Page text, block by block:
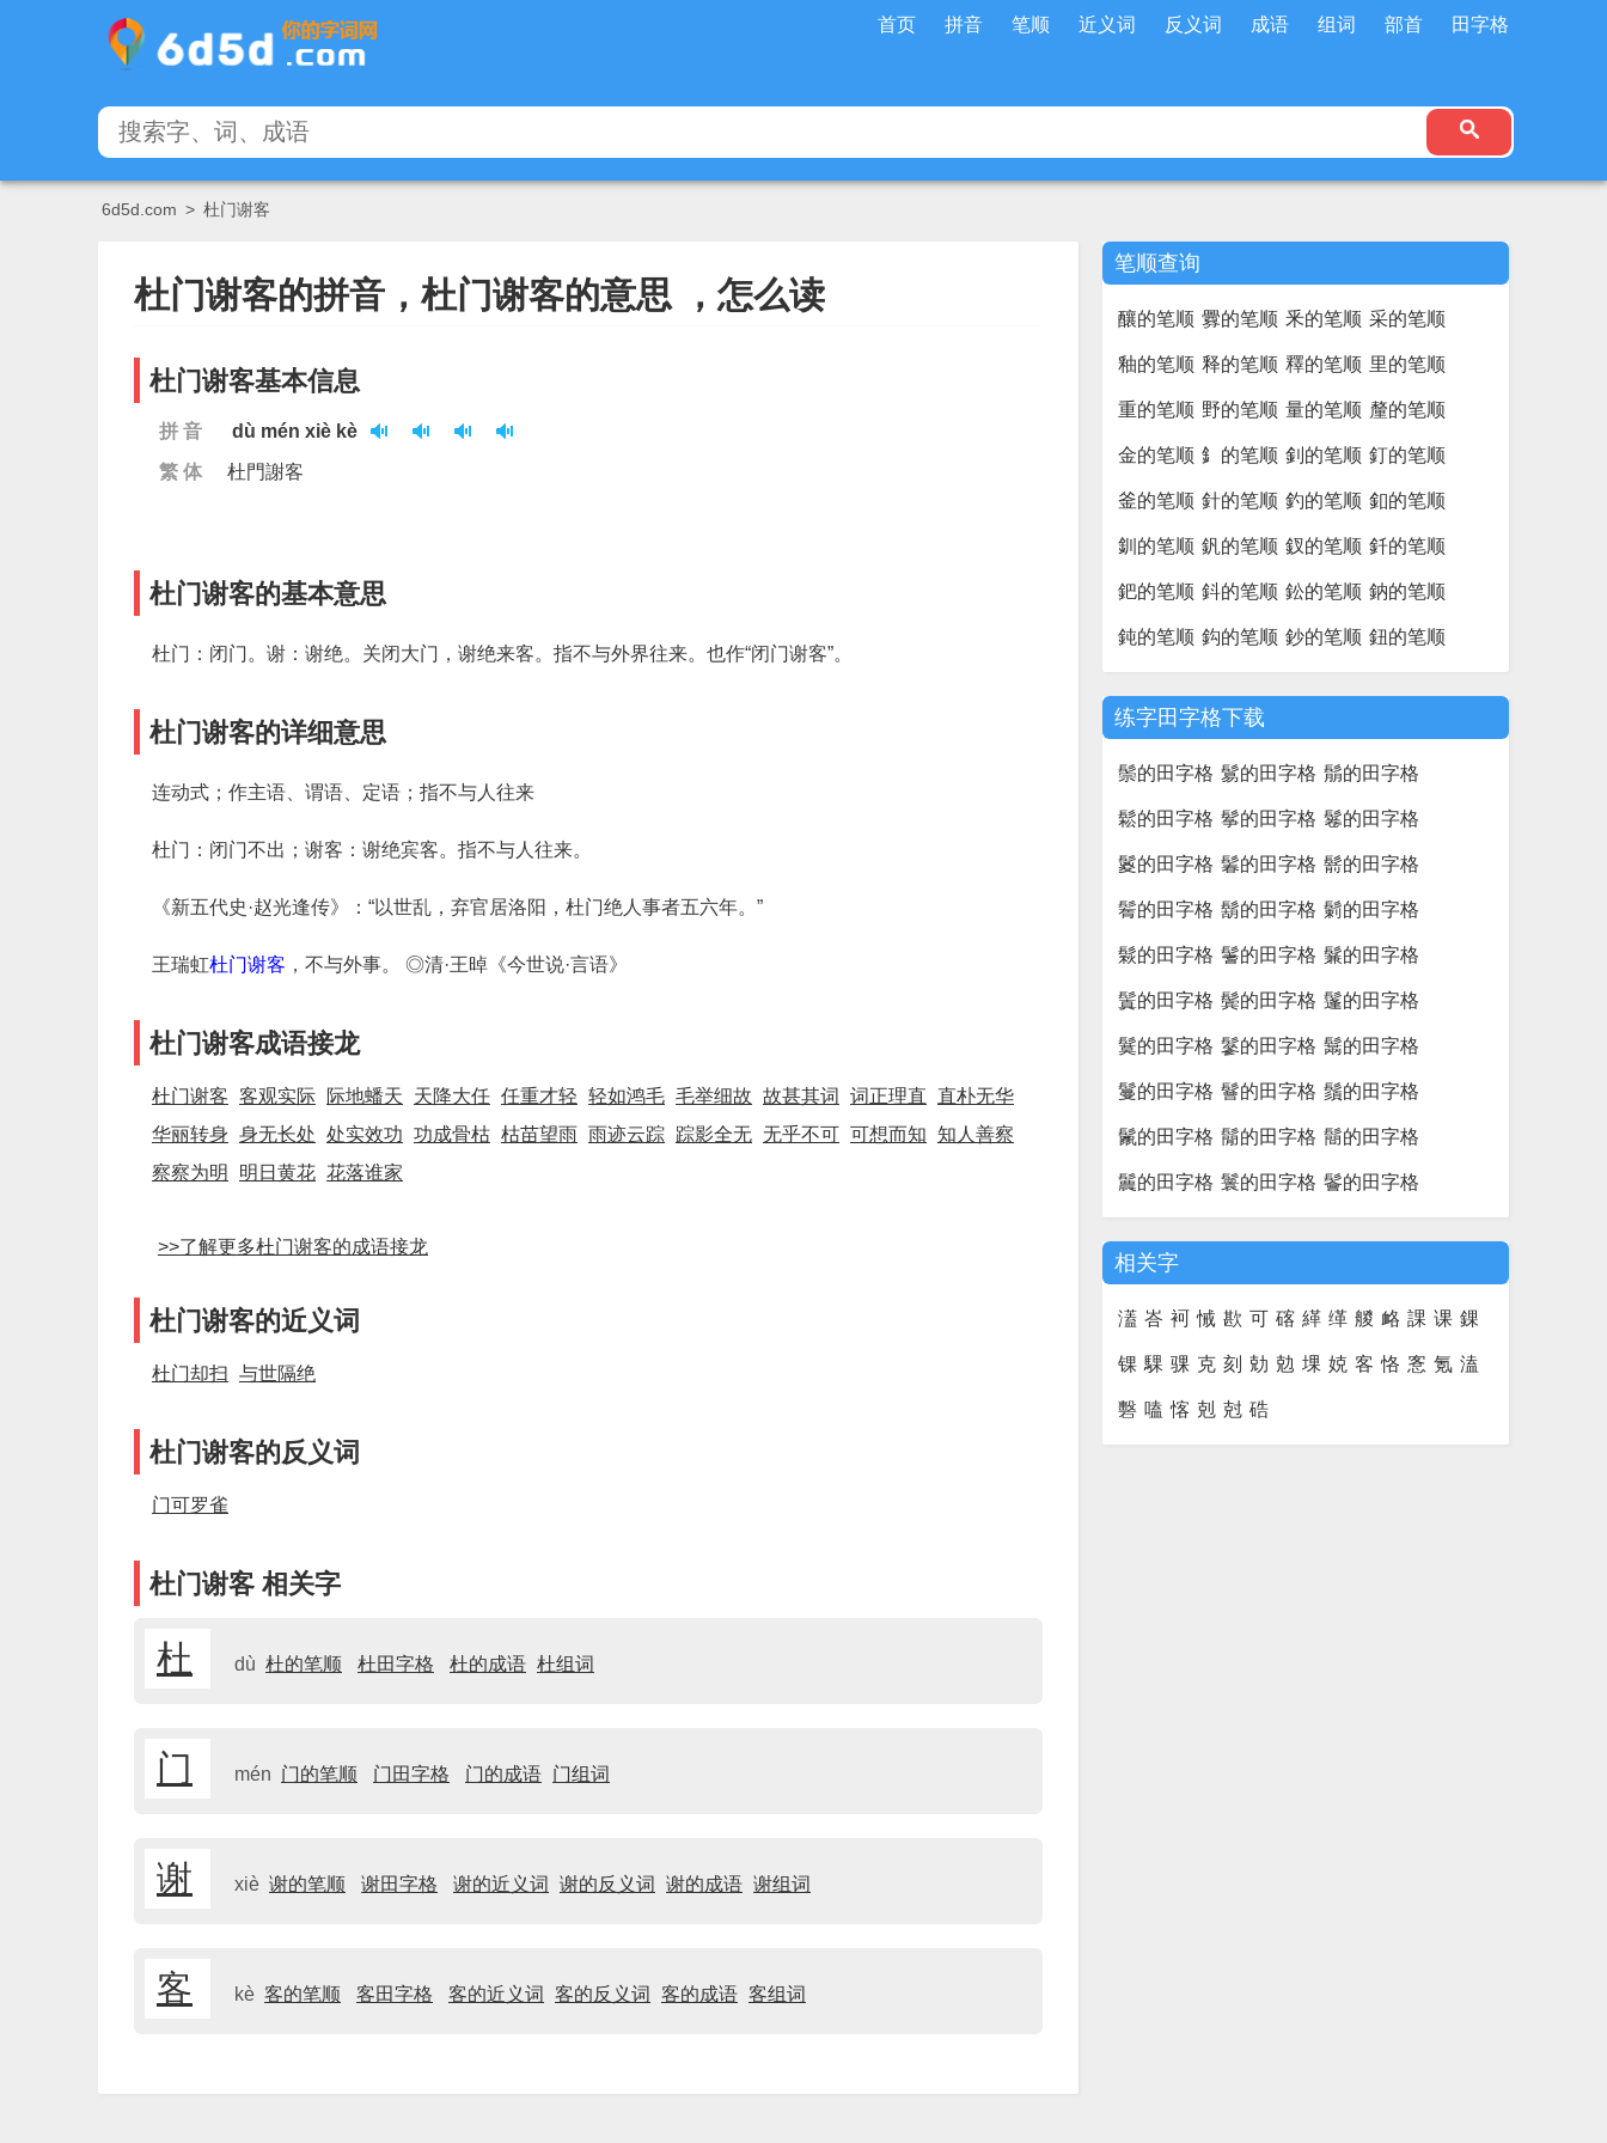
首页 拼音 笔顺 近义词 反义词 成语 组词 部首 田字格
6d5d.com > 杜门谢客
杜门谢客的拼音，杜门谢客的意思 ，怎么读
杜门谢客基本信息
拼 音
dù mén xiè kè
繁 体
杜門謝客
杜门谢客的基本意思
杜门：闭门。谢：谢绝。关闭大门，谢绝来客。指不与外界往来。也作“闭门谢客”。
杜门谢客的详细意思
连动式；作主语、谓语、定语；指不与人往来
杜门：闭门不出；谢客：谢绝宾客。指不与人往来。
《新五代史·赵光逢传》：“以世乱，弃官居洛阳，杜门绝人事者五六年。”
王瑞虹杜门谢客 ，不与外事。 ◎清·王晫《今世说·言语》
杜门谢客成语接龙
杜门谢客 客观实际 际地蟠天 天降大任 任重才轻 轻如鸿毛 毛举细故 故甚其词 词正理直 直朴无华
华丽转身 身无长处 处实效功 功成骨枯 枯苗望雨 雨迹云踪 踪影全无 无乎不可 可想而知 知人善察
察察为明
明日黄花 花落谁家
>>了解更多杜门谢客的成语接龙
杜门谢客的近义词
杜门却扫 与世隔绝
杜门谢客的反义词
门可罗雀
杜门谢客 相关字
杜 dù 杜的笔顺 杜田字格 杜的成语 杜组词
门 mén 门的笔顺 门田字格 门的成语 门组词
谢 xiè 谢的笔顺 谢田字格 谢的近义词 谢的反义词 谢的成语 谢组词
客 kè 客的笔顺 客田字格 客的近义词 客的反义词 客的成语 客组词
笔顺查询
釀的笔顺 釁的笔顺 釆的笔顺 采的笔顺
釉的笔顺 释的笔顺 釋的笔顺 里的笔顺
重的笔顺 野的笔顺 量的笔顺 釐的笔顺
金的笔顺 釒的笔顺 釗的笔顺 釘的笔顺
釜的笔顺 針的笔顺 釣的笔顺 釦的笔顺
釧的笔顺 釩的笔顺 釵的笔顺 釺的笔顺
鈀的笔顺 鈄的笔顺 鈆的笔顺 鈉的笔顺
鈍的笔顺 鈎的笔顺 鈔的笔顺 鈕的笔顺
练字田字格下载
鬃的田字格 鬄的田字格 鬅的田字格
鬆的田字格 鬇的田字格 鬈的田字格
鬉的田字格 鬊的田字格 鬋的田字格
鬌的田字格 鬍的田字格 鬎的田字格
鬏的田字格 鬐的田字格 鬑的田字格
鬒的田字格 鬓的田字格 鬔的田字格
鬕的田字格 鬖的田字格 鬗的田字格
鬘的田字格 鬙的田字格 鬚的田字格
鬛的田字格 鬜的田字格 鬝的田字格
鬞的田字格 鬟的田字格 鬠的田字格
相关字
濭 峇 袔 悈 歁 可 碦 緙 缂 艐 衉 課 课 錁
锞 騍 骒 克 刻 勀 勊 堁 娔 客 恪 愙 氪 溘
礊 嗑 愘 剋 尅 硞